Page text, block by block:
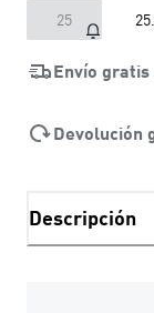
25
Envío gratis
Devolución
Descripción